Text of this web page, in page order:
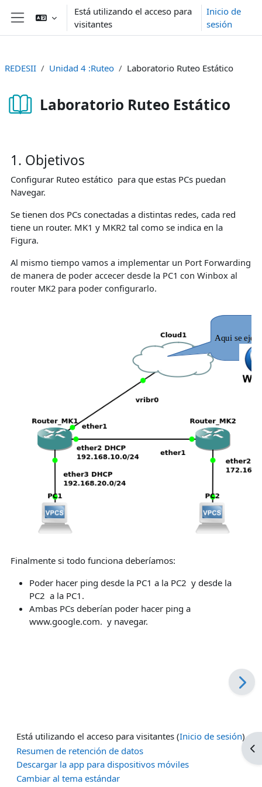
Salta al contenido principal
Panel lateral
Está utilizando el acceso para
visitantes
Inicio de
sesión
REDESII Unidad 4 :Ruteo Laboratorio Ruteo Estático
Laboratorio Ruteo Estático
1. Objetivos
Configurar Ruteo estático para que estas PCs puedan
Navegar.
Se tienen dos PCs conectadas a distintas redes, cada red
tiene un router. MK1 y MKR2 tal como se indica en la
Figura.
Al mismo tiempo vamos a implementar un Port Forwarding
de manera de poder accecer desde la PC1 con Winbox al
router MK2 para poder configurarlo.
Finalmente si todo funciona deberíamos:
Poder hacer ping desde la PC1 a la PC2 y desde la
PC2 a la PC1.
Ambas PCs deberían poder hacer ping a
www.google.com. y navegar.
Está utilizando el acceso para visitantes (Inicio de sesión)
Resumen de retención de datos
Descargar la app para dispositivos móviles
Cambiar al tema estándar